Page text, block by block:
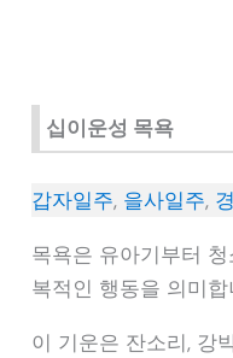
십이운성 목욕
갑자일주, 을사일주,
목욕은 유아기부터
복적인 행동을 의미합
이 기운은 잔소리, 강